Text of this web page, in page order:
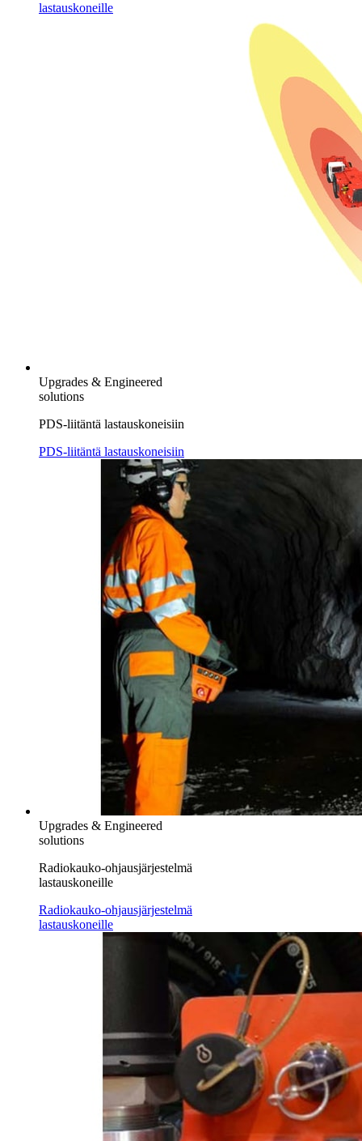
lastauskoneille
Upgrades & Engineered
solutions
PDS-liitäntä lastauskoneisiin
PDS-liitäntä lastauskoneisiin
Upgrades & Engineered
solutions
Radiokauko-ohjausjärjestelmä
lastauskoneille
Radiokauko-ohjausjärjestelmä
lastauskoneille